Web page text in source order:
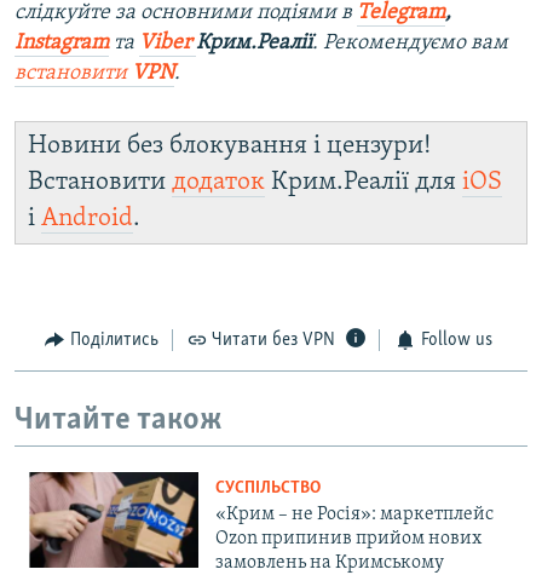
слідкуйте за основними подіями в Telegram,
Instagramта ViberКрим.Реалії. Рекомендуємо вам
встановити VPN.
Новини без блокування і цензури!
Встановити додаток Крим.Реалії для iOS
і Android.
Поділитись Читати без VPN Follow us
Читайте також
СУСПІЛЬСТВО
«Крим – не Росія»: маркетплейс
Ozon припинив прийом нових
замовлень на Кримському